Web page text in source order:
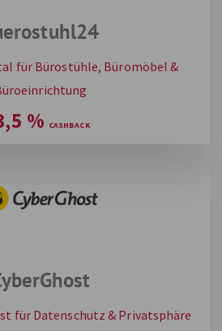
für Bürostühle, Büromöbel &
%
für Datenschutz & Privatsphäre